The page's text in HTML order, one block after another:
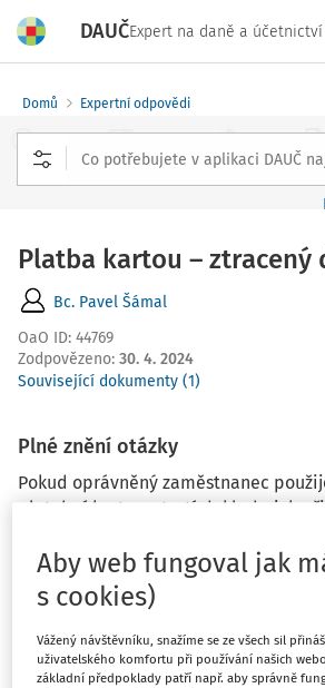
DAUČExpert na daně a účetnictví
Domů Expertní odpovědi
Platba kartou – ztracený
Bc. Pavel Šámal
OaO ID: 44769
Zodpovězeno: 30. 4. 2024
Související dokumenty (1)
Plné znění otázky
Pokud oprávněný zaměstnanec
platební kartu a ztratí doklad - jak
různé (PHM na pracovní cestě,
nejpřísněji - dát k úhradě
„na sobě“, ale o výdaji účtuje
čestného prohlášení firma zaúčtuje
daňových výdajů, jakoby doklad
Aby web fungoval jak
s cookies)
Vážený návštěvníku, snažíme se ze všech sil
uživatelského komfortu při používání našich
základní předpoklady patří např. aby správně